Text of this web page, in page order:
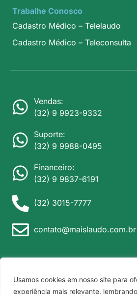
Usamos cookies em nosso site para
experiência mais relevante,
Trabalhe Conosco
Cadastro Médico – Telelaudo
Cadastro Médico – Teleconsulta
Vendas:
(32) 9 9923-9332
Suporte:
(32) 9 9988-0495
Financeiro:
(32) 9 9837-6191
(32) 3015-7777
contato@maislaudo.com.br
Política de privacidade
© Mais Laudo